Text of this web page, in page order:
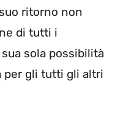
ritorno non
di tutti i
sola possibilità
per gli tutti gli altri